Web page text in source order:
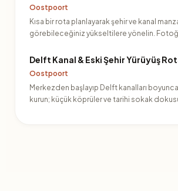
Oostpoort
Kısa bir rota planlayarak şehir ve kanal
görebileceğiniz yükseltilere yönelin.
Delft Kanal & Eski Şehir Yürüyüş
Oostpoort
Merkezden başlayıp Delft kanalları
kurun; küçük köprüler ve tarihi sokak